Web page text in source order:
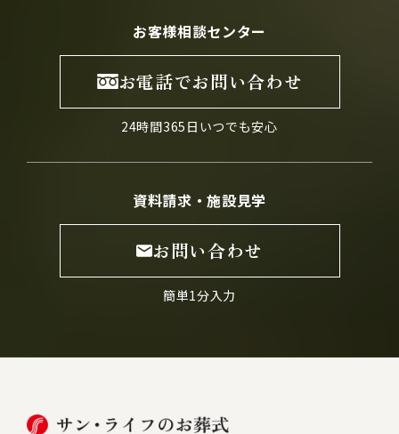
お客様相談センター
お電話でお問い合わせ
24時間365日いつでも安心
資料請求・施設見学
お問い合わせ
簡単1分入力